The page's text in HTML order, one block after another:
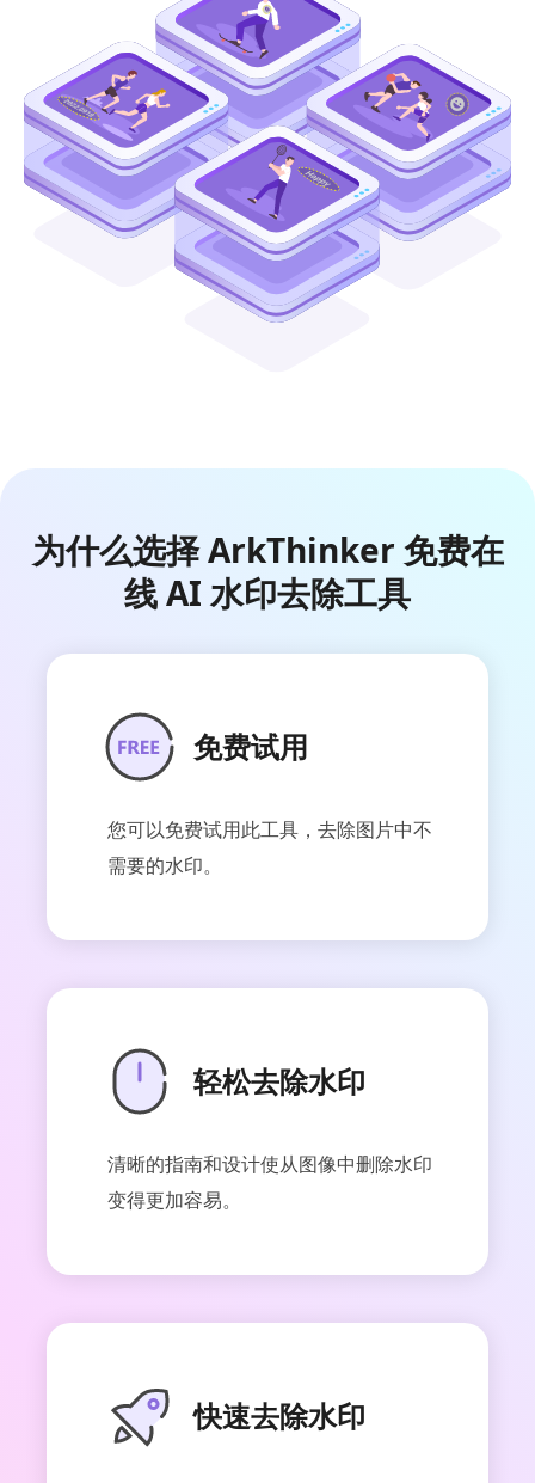
为什么选择 ArkThinker 免费在
线 AI 水印去除工具
免费试用
您可以免费试用此工具，去除图片中不
需要的水印。
轻松去除水印
清晰的指南和设计使从图像中删除水印
变得更加容易。
快速去除水印